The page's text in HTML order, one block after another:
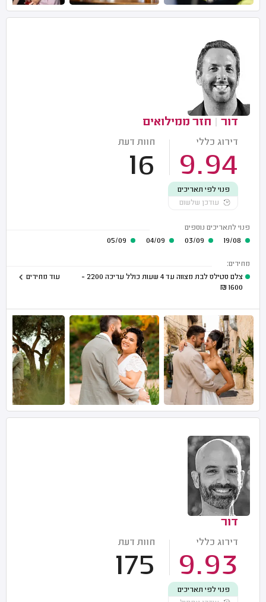
דור חזר ממילואים
דירוג כללי
9.94
חוות דעת
16
פנוי לפי תאריכים
עודכן שלשום
פנוי לתאריכים נוספים
מחירים:
צלם סטילס לבת מצווה עד 4 שעות כולל עריכה
2200 -
1600
₪
עוד מחירים
דור
דירוג כללי
9.93
חוות דעת
175
פנוי לפי תאריכים